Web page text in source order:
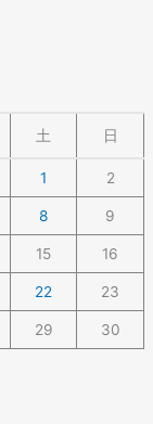
土 日
1 2
8 9
15 16
22 23
29 30